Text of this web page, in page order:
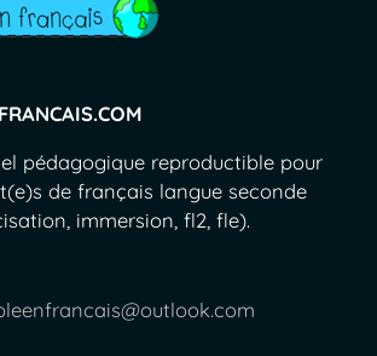
pédagogique reproductible pour
de français langue seconde
immersion, fl2, fle).